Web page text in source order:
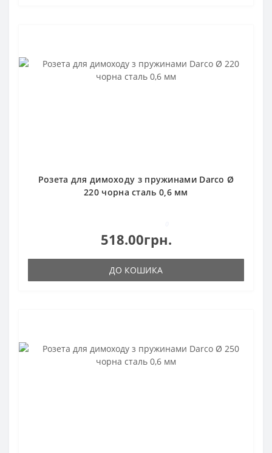
Розета для димоходу з пружинами Darco Ø
220 чорна сталь 0,6 мм
518.00грн.
ДО КОШИКА